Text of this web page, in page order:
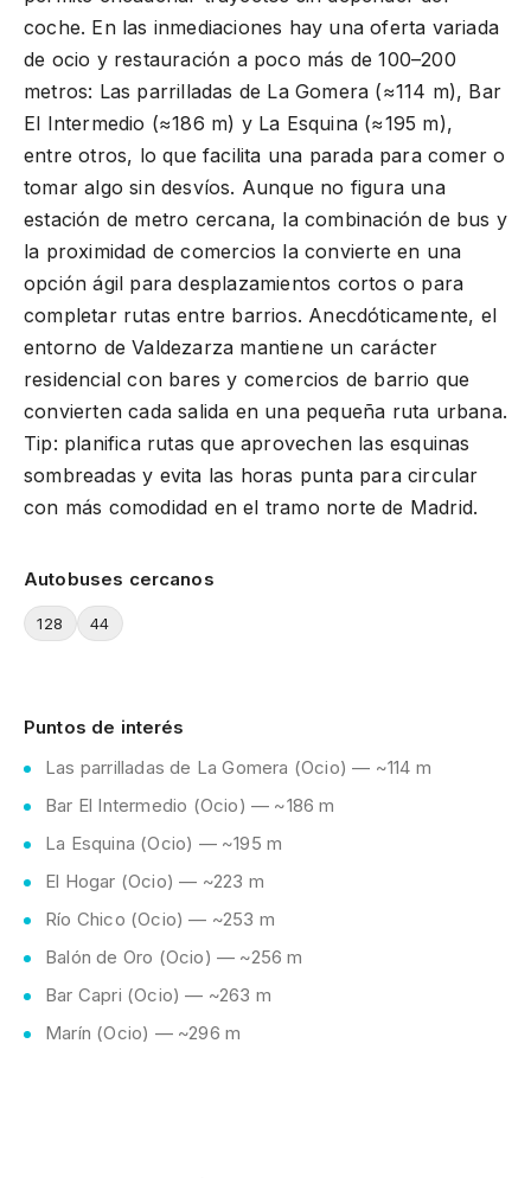
coche. En las inmediaciones hay una oferta variada
de ocio y restauración a poco más de 100–200
metros: Las parrilladas de La Gomera (≈114 m), Bar
El Intermedio (≈186 m) y La Esquina (≈195 m),
entre otros, lo que facilita una parada para comer o
tomar algo sin desvíos. Aunque no figura una
estación de metro cercana, la combinación de bus y
la proximidad de comercios la convierte en una
opción ágil para desplazamientos cortos o para
completar rutas entre barrios. Anecdóticamente, el
entorno de Valdezarza mantiene un carácter
residencial con bares y comercios de barrio que
convierten cada salida en una pequeña ruta urbana.
Tip: planifica rutas que aprovechen las esquinas
sombreadas y evita las horas punta para circular
con más comodidad en el tramo norte de Madrid.
Autobuses cercanos
128 44
Puntos de interés
Las parrilladas de La Gomera (Ocio) — ~114 m
Bar El Intermedio (Ocio) — ~186 m
La Esquina (Ocio) — ~195 m
El Hogar (Ocio) — ~223 m
Río Chico (Ocio) — ~253 m
Balón de Oro (Ocio) — ~256 m
Bar Capri (Ocio) — ~263 m
Marín (Ocio) — ~296 m